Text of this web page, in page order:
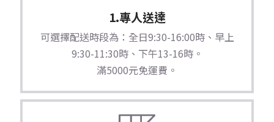
1.專人送達
可選擇配送時段為：全日9:30-16:00時、早上
9:30-11:30時、下午13-16時。
滿5000元免運費。